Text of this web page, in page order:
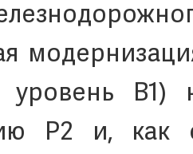
уровень B1)
P2 и, как